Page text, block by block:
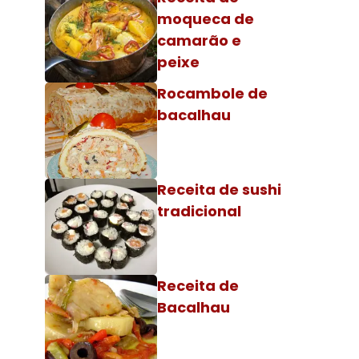
moqueca de
camarão e
peixe
Rocambole de
bacalhau
Receita de sushi
tradicional
Receita de
Bacalhau